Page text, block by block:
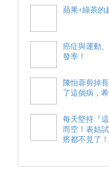
蘋果+綠茶的
癌症與運動
發率！
陳怡蓉剪掉
了這個病，
每天堅持『
而空！表姑
瘩都不見了！